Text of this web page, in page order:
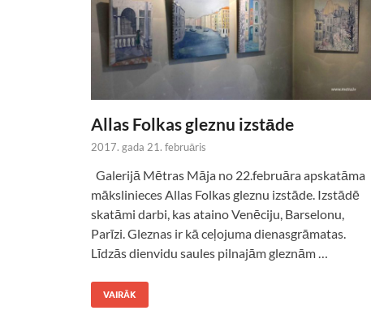
Allas Folkas gleznu izstāde
2017. gada 21. februāris
Galerijā Mētras Māja no 22.februāra apskatāma
mākslinieces Allas Folkas gleznu izstāde. Izstādē
skatāmi darbi, kas ataino Venēciju, Barselonu,
Parīzi. Gleznas ir kā ceļojuma dienasgrāmatas.
Līdzās dienvidu saules pilnajām gleznām …
VAIRĀK